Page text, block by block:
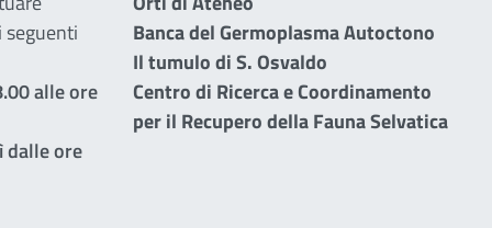
seguenti
alle ore
dalle ore
Banca del Germoplasma Autoctono
Il tumulo di S. Osvaldo
Centro di Ricerca e Coordinamento
per il Recupero della Fauna Selvatica